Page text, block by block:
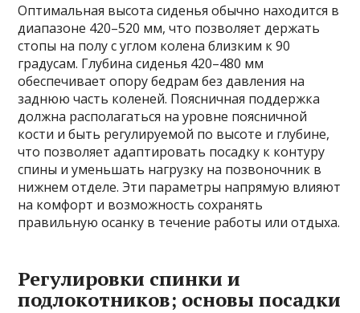
Оптимальная высота сиденья обычно находится в
диапазоне 420–520 мм, что позволяет держать
стопы на полу с углом колена близким к 90
градусам. Глубина сиденья 420–480 мм
обеспечивает опору бедрам без давления на
заднюю часть коленей. Поясничная поддержка
должна располагаться на уровне поясничной
кости и быть регулируемой по высоте и глубине,
что позволяет адаптировать посадку к контуру
спины и уменьшать нагрузку на позвоночник в
нижнем отделе. Эти параметры напрямую влияют
на комфорт и возможность сохранять
правильную осанку в течение работы или отдыха.
Регулировки спинки и
подлокотников; основы посадки